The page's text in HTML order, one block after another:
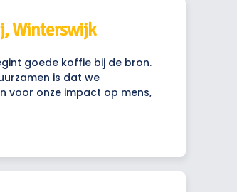
Winterswijk
goede koffie bij de bron.
is dat we
voor onze impact op mens,